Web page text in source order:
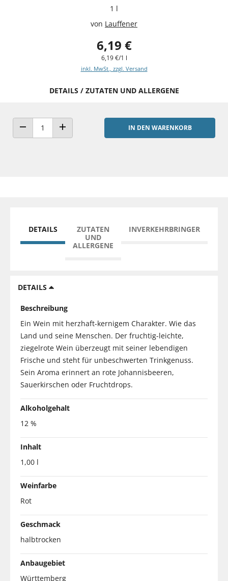
1 l
von Lauffener
6,19 €
6,19 €/1 l
inkl. MwSt., zzgl. Versand
DETAILS / ZUTATEN UND ALLERGENE
ANZAHL VERRINGERNANZAHL ERHÖHEN
IN DEN WARENKORB
DETAILS
ZUTATEN
UND
ALLERGENE
INVERKEHRBRINGER
DETAILS
Beschreibung
Ein Wein mit herzhaft-kernigem Charakter. Wie das
Land und seine Menschen. Der fruchtig-leichte,
ziegelrote Wein überzeugt mit seiner lebendigen
Frische und steht für unbeschwerten Trinkgenuss.
Sein Aroma erinnert an rote Johannisbeeren,
Sauerkirschen oder Fruchtdrops.
Alkoholgehalt
12 %
Inhalt
1,00 l
Weinfarbe
Rot
Geschmack
halbtrocken
Anbaugebiet
Württemberg